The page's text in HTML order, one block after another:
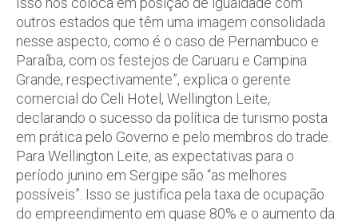
outros estados que têm uma imagem consolidada
nesse aspecto, como é o caso de Pernambuco e
Paraíba, com os festejos de Caruaru e Campina
Grande, respectivamente”, explica o gerente
comercial do Celi Hotel, Wellington Leite,
declarando o sucesso da política de turismo posta
em prática pelo Governo e pelo membros do trade.
Para Wellington Leite, as expectativas para o
período junino em Sergipe são “as melhores
possíveis”. Isso se justifica pela taxa de ocupação
do empreendimento em quase 80% e o aumento da